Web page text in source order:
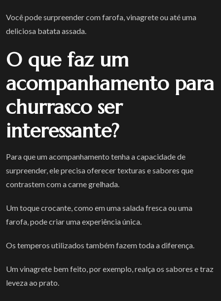
Você pode surpreender com farofa, vinagrete ou até uma
deliciosa batata assada.
O que faz um
acompanhamento para
churrasco ser
interessante?
Para que um acompanhamento tenha a capacidade de
surpreender, ele precisa oferecer texturas e sabores que
contrastem com a carne grelhada.
Um toque crocante, como em uma salada fresca ou uma
farofa, pode criar uma experiência única.
Os temperos utilizados também fazem toda a diferença.
Um vinagrete bem feito, por exemplo, realça os sabores e traz
leveza ao prato.